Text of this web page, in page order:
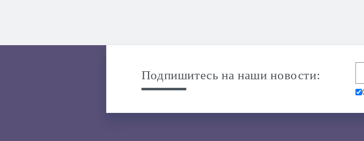
Подпишитесь на наши новости: